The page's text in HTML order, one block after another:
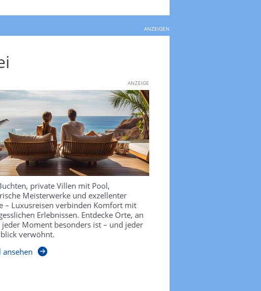
ANZEIGEN
ANZEIGE
private Villen mit Pool,
Meisterwerke und exzellenter
– Luxusreisen verbinden Komfort mit
Erlebnissen. Entdecke Orte, an
jeder Moment besonders ist – und jeder
verwöhnt.